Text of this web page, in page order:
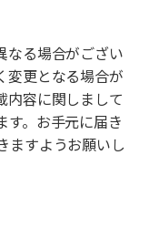
なる場合がござい
変更となる場合が
内容に関しまして
す。お手元に届き
ますようお願いし